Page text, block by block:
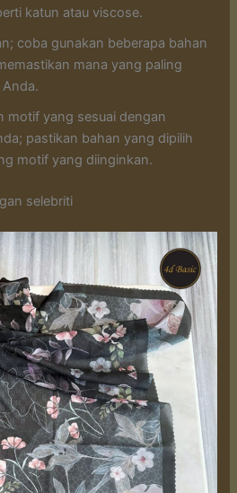
katun atau viscose.
coba gunakan beberapa bahan
mana yang paling
motif yang sesuai dengan
pastikan bahan yang dipilih
motif yang diinginkan.
selebriti